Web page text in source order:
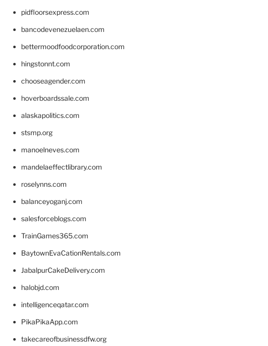
pidfloorsexpress.com
bancodevenezuelaen.com
bettermoodfoodcorporation.com
hingstonnt.com
chooseagender.com
hoverboardssale.com
alaskapolitics.com
stsmp.org
manoelneves.com
mandelaeffectlibrary.com
roselynns.com
balanceyoganj.com
salesforceblogs.com
TrainGames365.com
BaytownEvaCationRentals.com
JabalpurCakeDelivery.com
halobjd.com
intelligenceqatar.com
PikaPikaApp.com
takecareofbusinessdfw.org